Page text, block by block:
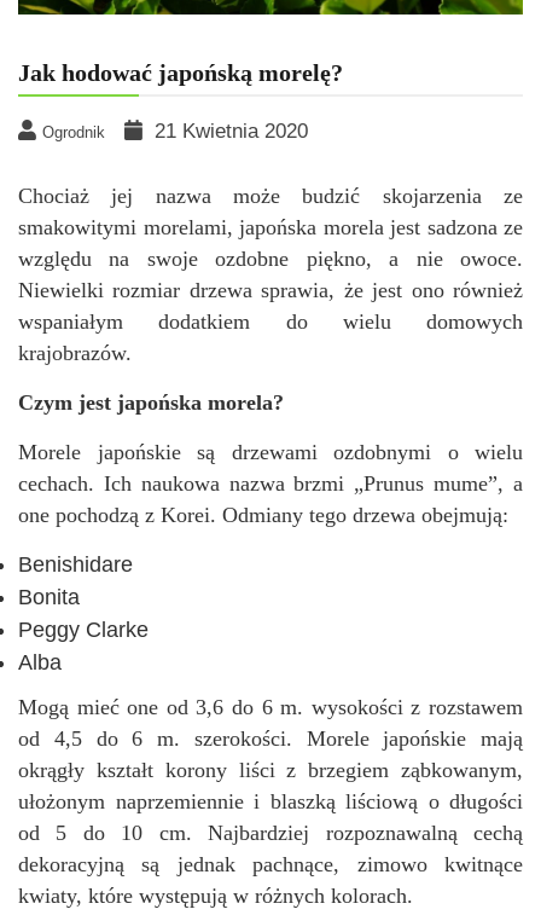
Jak hodować japońską morelę?
Ogrodnik 21 Kwietnia 2020
Chociaż jej nazwa może budzić skojarzenia ze
smakowitymi morelami, japońska morela jest sadzona ze
względu na swoje ozdobne piękno, a nie owoce.
Niewielki rozmiar drzewa sprawia, że jest ono również
wspaniałym dodatkiem do wielu domowych
krajobrazów.
Czym jest japońska morela?
Morele japońskie są drzewami ozdobnymi o wielu
cechach. Ich naukowa nazwa brzmi „Prunus mume”, a
one pochodzą z Korei. Odmiany tego drzewa obejmują:
Benishidare
Bonita
Peggy Clarke
Alba
Mogą mieć one od 3,6 do 6 m. wysokości z rozstawem
od 4,5 do 6 m. szerokości. Morele japońskie mają
okrągły kształt korony liści z brzegiem ząbkowanym,
ułożonym naprzemiennie i blaszką liściową o długości
od 5 do 10 cm. Najbardziej rozpoznawalną cechą
dekoracyjną są jednak pachnące, zimowo kwitnące
kwiaty, które występują w różnych kolorach.